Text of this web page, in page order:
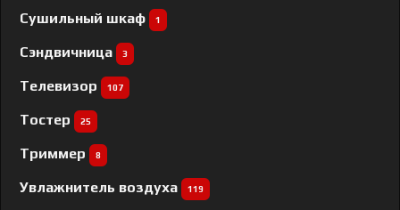
Сушильный шкаф 1
Сэндвичница 3
Телевизор 107
Тостер 25
Триммер 8
Увлажнитель воздуха 119